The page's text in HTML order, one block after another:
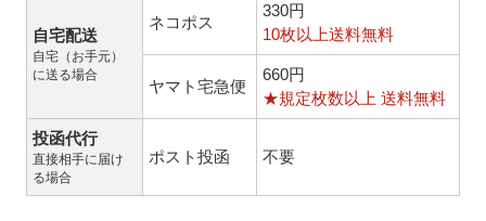
自宅配送
自宅（お手元）
に送る場合
ネコポス
330円
10枚以上送料無料
ヤマト宅急便
660円
★規定枚数以上 送料無料
投函代行
直接相手に届け
る場合
ポスト投函 不要